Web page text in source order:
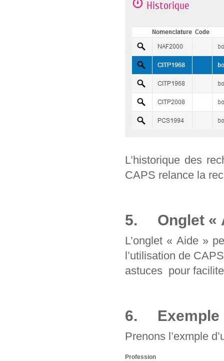
L’historique des
CAPS relance la
5. Onglet «
L’onglet « Aide »
l’utilisation de
astuces pour
6. Exemple
Prenons l’exmple
Profession